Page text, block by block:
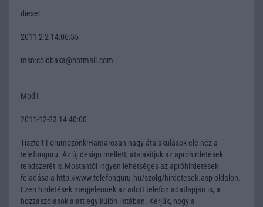
diesel
2011-2-2 14:06:55
msn:coldbaka@hotmail.com
Mod1
2011-12-23 14:40:00
Tisztelt Forumozónk!Hamarosan nagy átalakulások elé néz a
telefonguru. Az új design mellett, átalakítjuk az apróhirdetések
rendszerét is.Mostantól ingyen lehetséges az apróhirdetések
feladása a http://www.telefonguru.hu/szolg/hirdetesek.asp oldalon.
Ezen hirdetések megjelennek az adott telefon adatlapján is, a
hozzászólások alatt egy külön listában. Kérjük, hogy a